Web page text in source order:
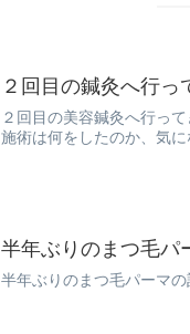
２回目の鍼灸へ行っ
２回目の美容鍼灸へ行っ
施術は何をしたのか、気に
半年ぶりのまつ毛パ
半年ぶりのまつ毛パーマの